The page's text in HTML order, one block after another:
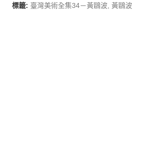
標籤: 臺灣美術全集34－黃鷗波, 黃鷗波